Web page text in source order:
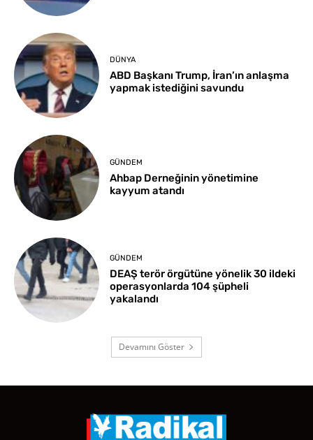
DÜNYA
ABD Başkanı Trump, İran’ın anlaşma
yapmak istediğini savundu
GÜNDEM
Ahbap Derneğinin yönetimine
kayyum atandı
GÜNDEM
DEAŞ terör örgütüne yönelik 30 ildeki
operasyonlarda 104 şüpheli
yakalandı
Devamını Göster